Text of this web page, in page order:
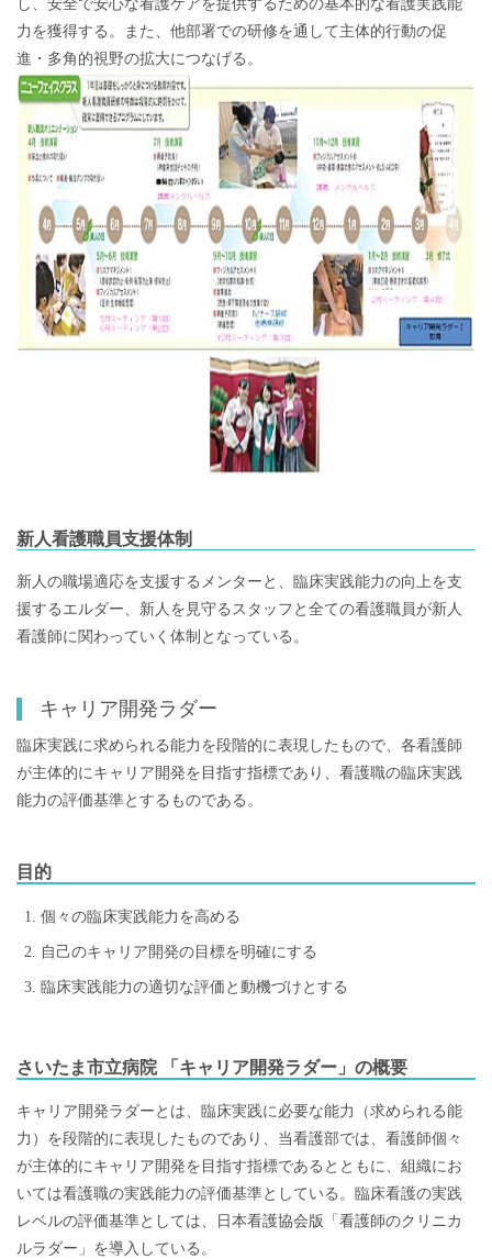
し、安全で安心な看護ケアを提供するための基本的な看護実践能
力を獲得する。また、他部署での研修を通して主体的行動の促
進・多角的視野の拡大につなげる。
新人看護職員支援体制
新人の職場適応を支援するメンターと、臨床実践能力の向上を支
援するエルダー、新人を見守るスタッフと全ての看護職員が新人
看護師に関わっていく体制となっている。
キャリア開発ラダー
臨床実践に求められる能力を段階的に表現したもので、各看護師
が主体的にキャリア開発を目指す指標であり、看護職の臨床実践
能力の評価基準とするものである。
目的
個々の臨床実践能力を高める
自己のキャリア開発の目標を明確にする
臨床実践能力の適切な評価と動機づけとする
さいたま市立病院 「キャリア開発ラダー」の概要
キャリア開発ラダーとは、臨床実践に必要な能力（求められる能
力）を段階的に表現したものであり、当看護部では、看護師個々
が主体的にキャリア開発を目指す指標であるとともに、組織にお
いては看護職の実践能力の評価基準としている。臨床看護の実践
レベルの評価基準としては、日本看護協会版「看護師のクリニカ
ルラダー」を導入している。